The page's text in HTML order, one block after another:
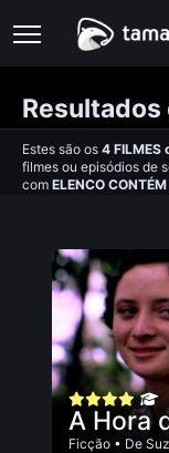
Resultados
Estes são os 4 FILMES
filmes ou episódios de
com ELENCO
A Hora
Ficção • De